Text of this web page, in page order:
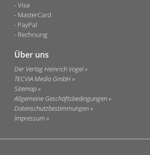
Visa
MasterCard
PayPal
Rechnung
Über uns
Der Verlag Heinrich Vogel
TECVIA Media GmbH
Sitemap
Allgemeine Geschäftsbedingungen
Datenschutzbestimmungen
Impressum